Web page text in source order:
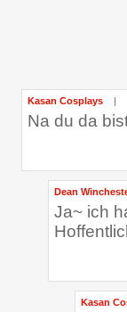
Kasan Cosplays |
Na du da
Dean
Ja~ ich
Kasan